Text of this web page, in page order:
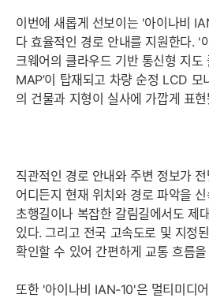
이번에 새롭게 선보이는 '아이나비
다 효율적인 경로 안내를 지원한다. '
크웨어의 클라우드 기반 통신형 지도
MAP’이 탑재되고 차량 순정 LCD 모
의 건물과 지형이 실사에 가깝게 표현
직관적인 경로 안내와 주변 정보가
어디든지 현재 위치와 경로 파악을
초행길이나 복잡한 갈림길에서도 제
있다. 그리고 전국 고속도로 및 지정
확인할 수 있어 간편하게 교통 흐름
또한 '아이나비 IAN-10'은 멀티미디